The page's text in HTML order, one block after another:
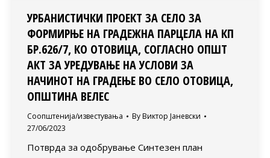
УРБАНИСТИЧКИ ПРОЕКТ ЗА СЕЛО ЗА
ФОРМИРЊЕ НА ГРАДЕЖНА ПАРЦЕЛА НА КП
БР.626/7, КО ОТОВИЦА, СОГЛАСНО ОПШТ
АКТ ЗА УРЕДУВАЊЕ НА УСЛОВИ ЗА
НАЧИНОТ НА ГРАДЕЊЕ ВО СЕЛО ОТОВИЦА,
ОПШТИНА ВЕЛЕС
Соопштенија/известувања By Виктор Јаневски
27/06/2023
Потврда за одобрување Синтезен план